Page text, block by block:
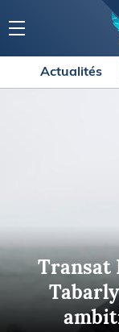
Actualités
Transat